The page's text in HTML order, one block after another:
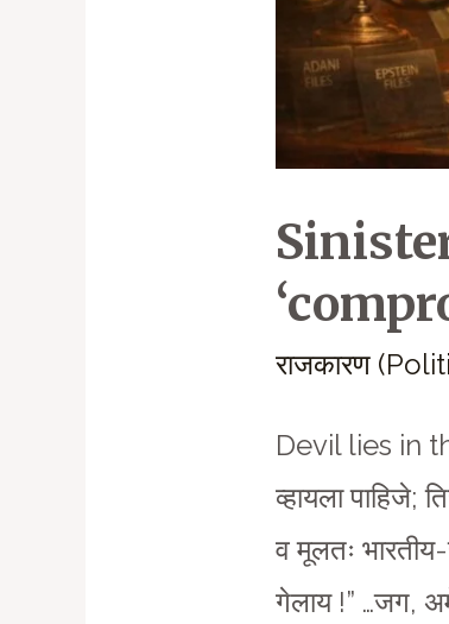
राजकारण
Devil lies in
व्हायला पाहिजे;
व मूलतः
गेलाय !” …जग,